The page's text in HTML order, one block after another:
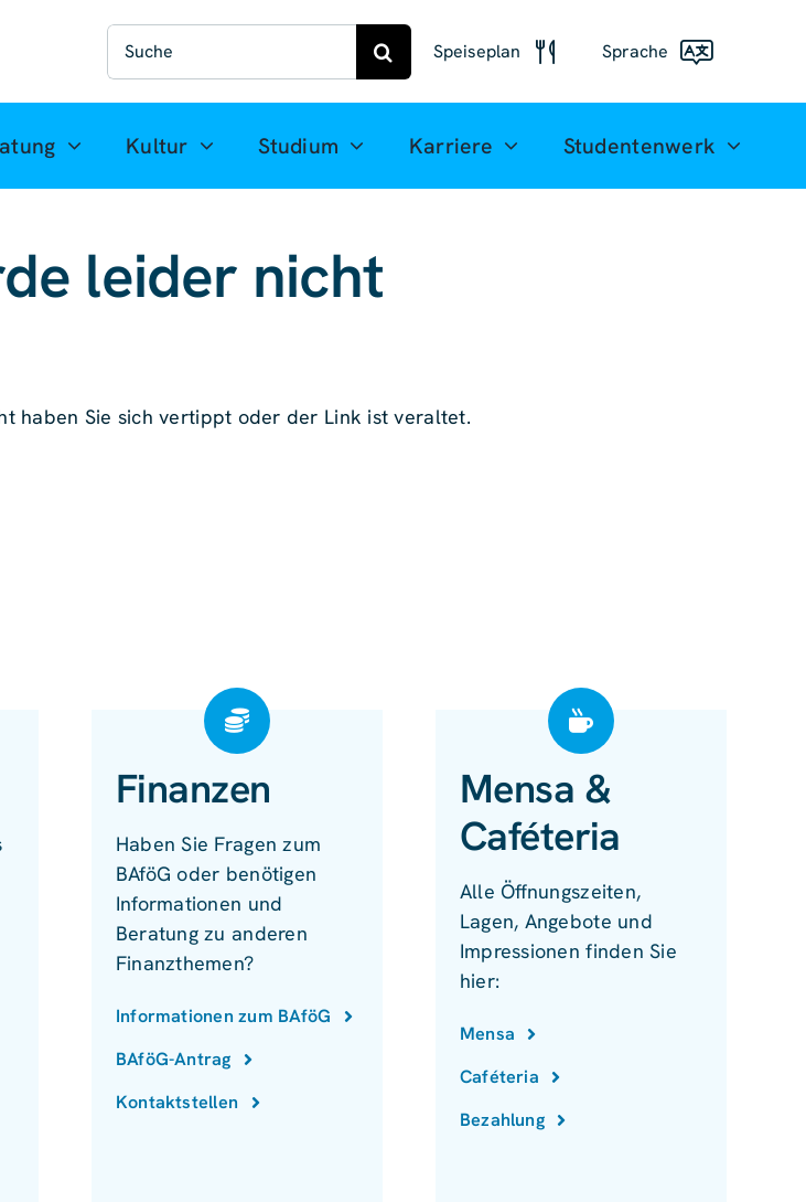
Suche
nach:
Speiseplan
Speiseplan
Mittweida
Sprache
(UK)
Kultur Studium Karriere Studentenwerk
leider nicht
haben Sie sich vertippt oder der Link ist veraltet.
Finanzen
Haben Sie Fragen zum
BAföG oder benötigen
Informationen und
Beratung zu anderen
Finanzthemen?
Informationen zum BAföG
BAföG-Antrag
Kontaktstellen
Mensa &
Caféteria
Alle Öffnungszeiten,
Lagen, Angebote und
Impressionen finden Sie
hier:
Mensa
Caféteria
Bezahlung